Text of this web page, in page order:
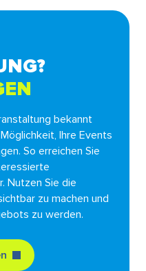
bekannt
Ihre Events
So erreichen Sie
Nutzen Sie die
zu machen und
zu werden.